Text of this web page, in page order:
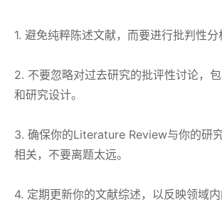
1. 避免纯粹陈述文献，而要进行批判性分
2. 不要忽略对过去研究的批评性讨论，
和研究设计。
3. 确保你的Literature Review与你的研
相关，不要离题太远。
4. 定期更新你的文献综述，以反映领域内